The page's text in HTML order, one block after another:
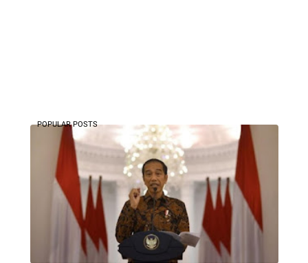
POPULAR POSTS